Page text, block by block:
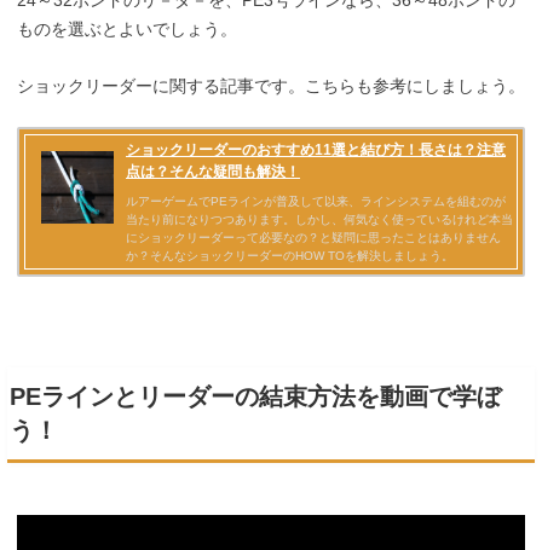
ものを選ぶとよいでしょう。
ショックリーダーに関する記事です。こちらも参考にしましょう。
PEラインとリーダーの結束方法を動画で学ぼ
う！